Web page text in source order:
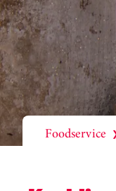
Foodservice